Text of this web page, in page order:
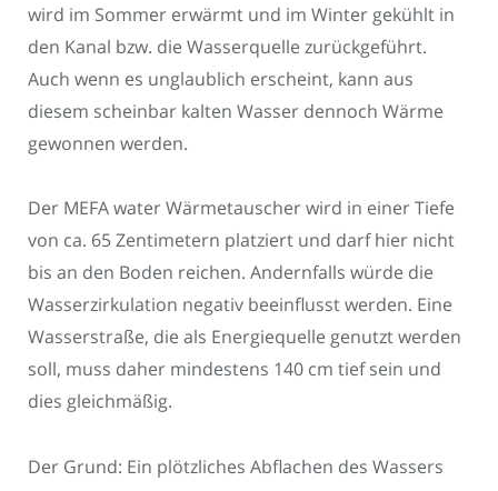
wird im Sommer erwärmt und im Winter gekühlt in
den Kanal bzw. die Wasserquelle zurückgeführt.
Auch wenn es unglaublich erscheint, kann aus
diesem scheinbar kalten Wasser dennoch Wärme
gewonnen werden.
Der MEFA water Wärmetauscher wird in einer Tiefe
von ca. 65 Zentimetern platziert und darf hier nicht
bis an den Boden reichen. Andernfalls würde die
Wasserzirkulation negativ beeinflusst werden. Eine
Wasserstraße, die als Energiequelle genutzt werden
soll, muss daher mindestens 140 cm tief sein und
dies gleichmäßig.
Der Grund: Ein plötzliches Abflachen des Wassers